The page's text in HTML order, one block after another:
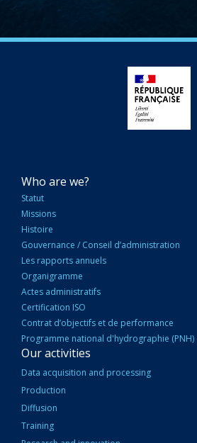
NAVIGATION
PRINCIPALE
Who are we?
Statut
Missions
Histoire
Gouvernance / Conseil d’administration
Les rapports annuels
Organigramme
Actes administratifs
Certification ISO
Contrat d’objectifs et de performance
Programme national d'hydrographie (PNH)
Our activities
Data acquisition and processing
Production
Diffusion
Training